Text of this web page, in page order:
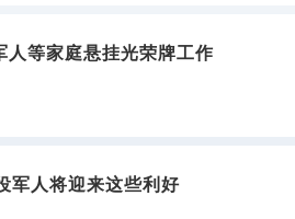
人等家庭悬挂光荣牌工作
军人将迎来这些利好